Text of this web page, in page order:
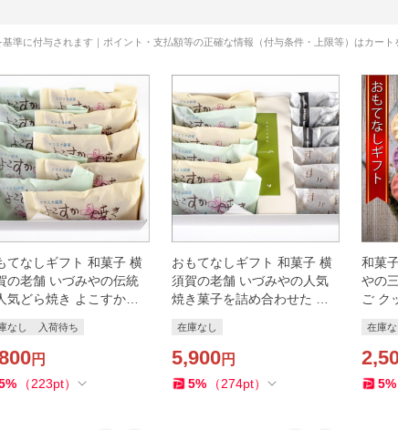
基準に付与されます｜ポイント・支払額等の正確な情報（付与条件・上限等）はカー
てなしギフト 和菓子 横
の老舗 いづみやの伝統
気どら焼き よこすか焼
なし 入荷待ち
円
% （223pt）
おもてなしギフト 和菓子 横
須賀の老舗 いづみやの人気
焼き菓子を詰め合わせた い
在庫なし
5,900円
5% （274pt）
和菓
やの
ご ク
修）
在庫な
5%